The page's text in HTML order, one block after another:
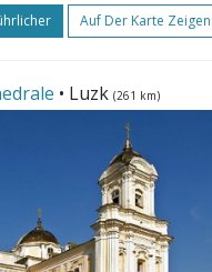
Auf Der Karte Zeigen
• Luzk (261 km)